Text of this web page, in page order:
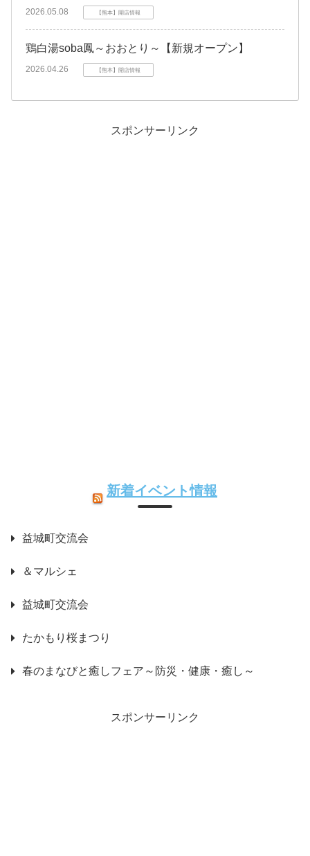
2026.05.08 【熊本】開店情報
鶏白湯soba鳳～おおとり～【新規オープン】
2026.04.26 【熊本】開店情報
スポンサーリンク
新着イベント情報
益城町交流会
＆マルシェ
益城町交流会
たかもり桜まつり
春のまなびと癒しフェア～防災・健康・癒し～
スポンサーリンク